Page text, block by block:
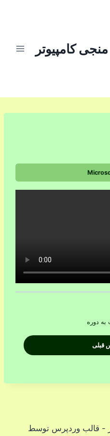
منجی کامپیوتر
قبلی
به دوره